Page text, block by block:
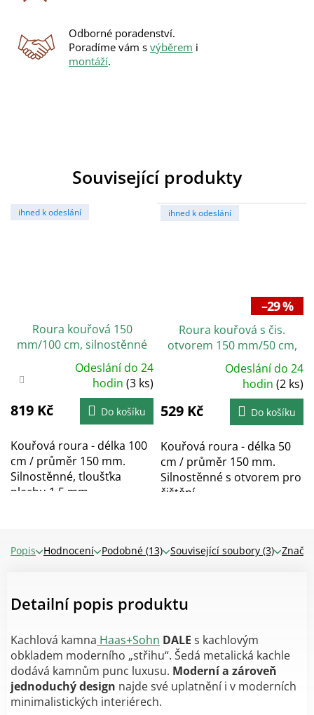
Odborné poradenství.
Poradíme vám s výběrem i
montáží.
Související produkty
ihned k odeslání
Roura kouřová 150
mm/100 cm, silnostěnné
1,5 mm, černá
Průměrné
4,3
z
Odeslání do 24
hodin(3 ks)
819 Kč Do košíku
Kouřová roura - délka 100
cm / průměr 150 mm.
Silnostěnné, tloušťka
plechu 1,5 mm,...
ihned k odeslání
–29 %
Roura kouřová s čis.
otvorem 150 mm/50 cm,
silnostěnná 2 mm, černá
5,0
z
Odeslání do 24
hodin(2 ks)
529 Kč Do košíku
Kouřová roura - délka 50
cm / průměr 150 mm.
Silnostěnné s otvorem pro
čištění,...
Popis Podobné (13) Související soubory (3)
Hodnocení Značka
Detailní popis produktu
Kachlová kamna Haas+Sohn DALE s kachlovým
obkladem moderního „střihu“. Šedá metalická kachle
dodává kamnům punc luxusu. Moderní a zároveň
jednoduchý design najde své uplatnění i v moderních
minimalistických interiérech.